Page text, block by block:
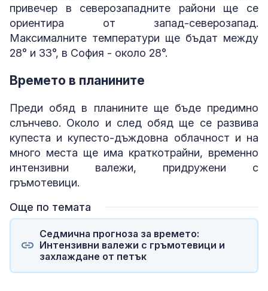
привечер в северозападните райони ще се
ориентира от запад-северозапад.
Максималните температури ще бъдат между
28° и 33°, в София - около 28°.
Времето в планините
Преди обяд в планините ще бъде предимно
слънчево. Около и след обяд ще се развива
купеста и купесто-дъждовна облачност и на
много места ще има краткотрайни, временно
интензивни валежи, придружени с
гръмотевици.
Още по темата
Седмична прогноза за времето:
Интензивни валежи с гръмотевици и
захлаждане от петък